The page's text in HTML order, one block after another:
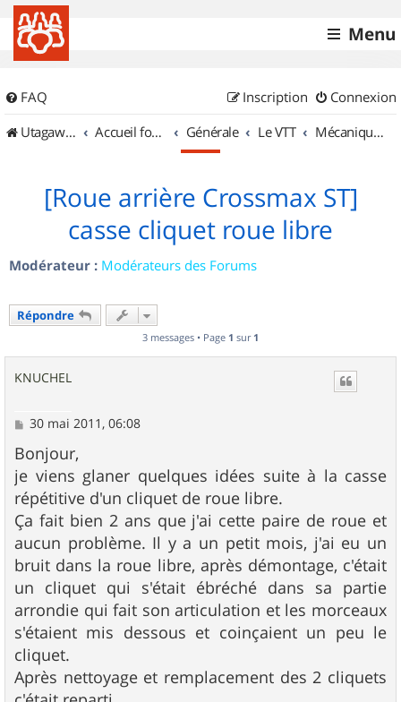
Menu
FAQ Connexion
Inscription
UtagawaVTT (Randos VTT et VTTAE avec traces GPS)
Accueil forum Générale Le VTT Mécanique et Entretiens
[Roue arrière Crossmax ST]
casse cliquet roue libre
Modérateur : Modérateurs des Forums
Répondre
3 messages • Page 1 sur 1
KNUCHEL
M
s
s
a
g
e
30 mai 2011, 06:08
Bonjour,
je viens glaner quelques idées suite à la casse
répétitive d'un cliquet de roue libre.
Ça fait bien 2 ans que j'ai cette paire de roue et
aucun problème. Il y a un petit mois, j'ai eu un
bruit dans la roue libre, après démontage, c'était
un cliquet qui s'était ébréché dans sa partie
arrondie qui fait son articulation et les morceaux
s'étaient mis dessous et coinçaient un peu le
cliquet.
Après nettoyage et remplacement des 2 cliquets